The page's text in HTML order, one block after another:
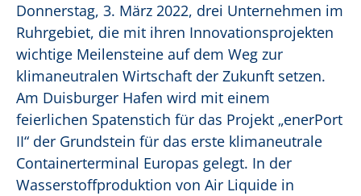
Donnerstag, 3. März 2022, drei Unternehmen im
Ruhrgebiet, die mit ihren Innovationsprojekten
wichtige Meilensteine auf dem Weg zur
klimaneutralen Wirtschaft der Zukunft setzen.
Am Duisburger Hafen wird mit einem
feierlichen Spatenstich für das Projekt „enerPort
II“ der Grundstein für das erste klimaneutrale
Containerterminal Europas gelegt. In der
Wasserstoffproduktion von Air Liquide in